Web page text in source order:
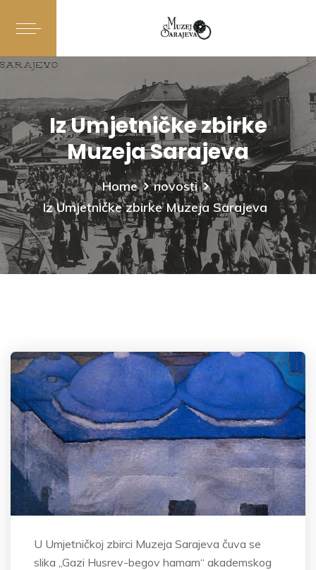
Iz Umjetničke zbirke
Muzeja Sarajeva
Home
novosti
Iz Umjetničke zbirke Muzeja Sarajeva
U Umjetničkoj zbirci Muzeja Sarajeva čuva se
slika „Gazi Husrev-begov hamam“ akademskog